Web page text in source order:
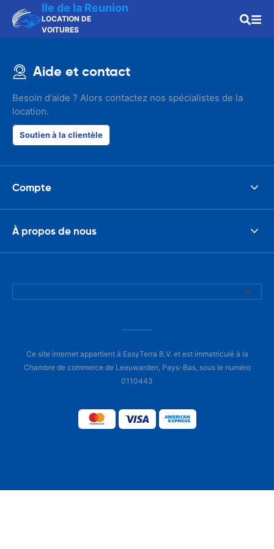
Ile de la Reunion
LOCATION DE
VOITURES
Aide et contact
Besoin d'aide ? Alors contactez nos spécialistes de la
location.
Soutien à la clientèle
Compte
À propos de nous
Ce site internet appartient à EasyTerra B.V. et est immatriculé à la
Chambre de commerce de Leeuwarden, Pays-Bas, sous le numéro
0110443